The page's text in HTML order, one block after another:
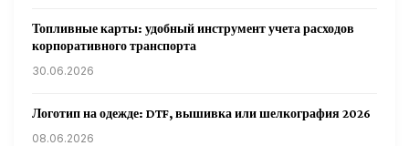
Топливные карты: удобный инструмент учета расходов
корпоративного транспорта
30.06.2026
Логотип на одежде: DTF, вышивка или шелкография 2026
08.06.2026